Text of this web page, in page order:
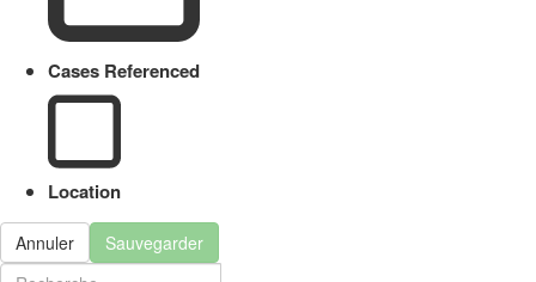
Cases Referenced
Location
Annuler Sauvegarder